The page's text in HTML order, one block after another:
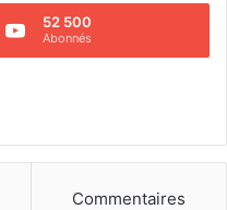
52 500
Abonnés
Commentaires